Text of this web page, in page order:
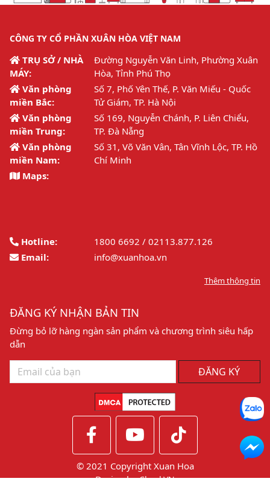
CÔNG TY CỔ PHẦN XUÂN HÒA VIỆT NAM
TRỤ SỞ / NHÀ
MÁY:
Đường Nguyễn Văn Linh, Phường Xuân
Hòa, Tỉnh Phú Thọ
Văn phòng
miền Bắc:
Số 7, Phố Yên Thế, P. Văn Miếu - Quốc
Tử Giám, TP. Hà Nội
Văn phòng
miền Trung:
Số 169, Nguyễn Chánh, P. Liên Chiểu,
TP. Đà Nẵng
Văn phòng
miền Nam:
Số 31, Võ Văn Vân, Tân Vĩnh Lộc, TP. Hồ
Chí Minh
Maps:
Hotline:
1800 6692 / 02113.877.126
Email:
info@xuanhoa.vn
Thêm thông tin
© 2021 Copyright Xuan Hoa
Design byCheckVN
ĐĂNG KÝ NHẬN BẢN TIN
Đừng bỏ lỡ hàng ngàn sản phẩm và chương trình siêu hấp
dẫn
ĐĂNG KÝ